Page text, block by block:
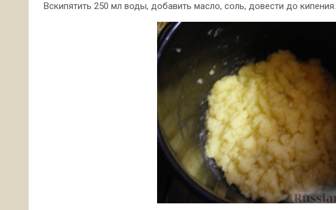
Вскипятить 250 мл воды, добавить масло, соль, довести до кипения.